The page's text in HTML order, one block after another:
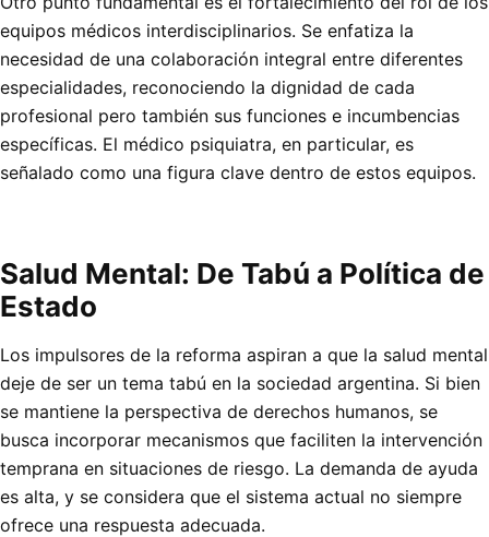
equipos médicos interdisciplinarios. Se enfatiza la
necesidad de una colaboración integral entre diferentes
especialidades, reconociendo la dignidad de cada
profesional pero también sus funciones e incumbencias
específicas. El médico psiquiatra, en particular, es
señalado como una figura clave dentro de estos equipos.
Salud Mental: De Tabú a Política de
Estado
Los impulsores de la reforma aspiran a que la salud mental
deje de ser un tema tabú en la sociedad argentina. Si bien
se mantiene la perspectiva de derechos humanos, se
busca incorporar mecanismos que faciliten la intervención
temprana en situaciones de riesgo. La demanda de ayuda
es alta, y se considera que el sistema actual no siempre
ofrece una respuesta adecuada.